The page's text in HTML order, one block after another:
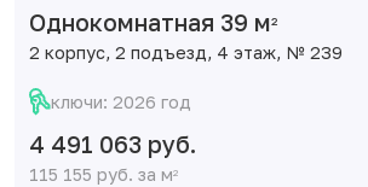
Однокомнатная 39 м2
2 корпус, 2 подъезд, 4 этаж, № 239
ключи: 2026 год
4 491 063 руб.
115 155 руб. за м2